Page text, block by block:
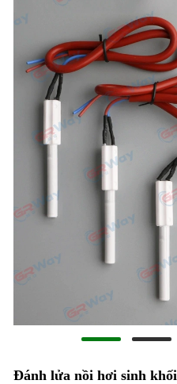
Đánh lửa nồi hơi sinh khối